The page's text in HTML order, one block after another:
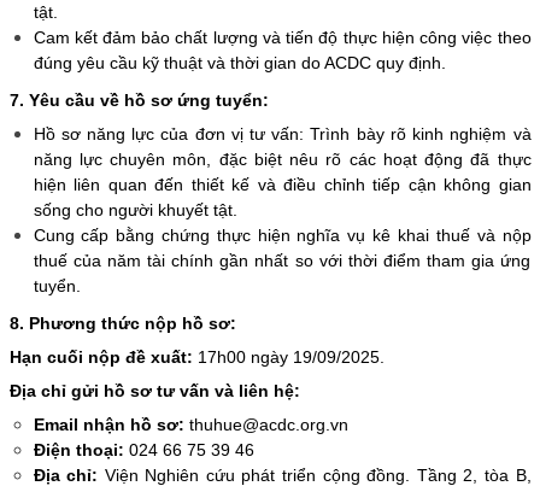
tật.
Cam kết đảm bảo chất lượng và tiến độ thực hiện công việc theo
đúng yêu cầu kỹ thuật và thời gian do ACDC quy định.
7. Yêu cầu về hồ sơ ứng tuyển:
Hồ sơ năng lực của đơn vị tư vấn: Trình bày rõ kinh nghiệm và
năng lực chuyên môn, đặc biệt nêu rõ các hoạt động đã thực
hiện liên quan đến thiết kế và điều chỉnh tiếp cận không gian
sống cho người khuyết tật.
Cung cấp bằng chứng thực hiện nghĩa vụ kê khai thuế và nộp
thuế của năm tài chính gần nhất so với thời điểm tham gia ứng
tuyển.
8. Phương thức nộp hồ sơ:
Hạn cuối nộp đề xuất: 17h00 ngày 19/09/2025.
Địa chỉ gửi hồ sơ tư vấn và liên hệ:
Email nhận hồ sơ: thuhue@acdc.org.vn
Điện thoại: 024 66 75 39 46
Địa chỉ: Viện Nghiên cứu phát triển cộng đồng. Tầng 2, tòa B,